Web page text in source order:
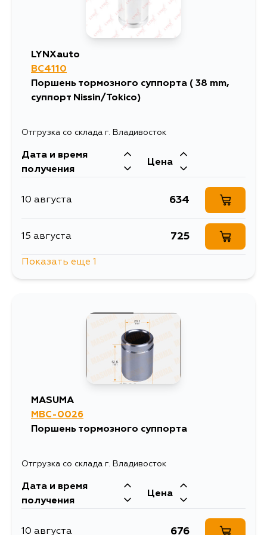
LYNXauto
BC4110
Поршень тормозного суппорта ( 38 mm,
суппорт Nissin/Tokico)
Отгрузка со склада г. Владивосток
Дата и время
получения
Цена
10 августа 634
15 августа 725
Показать еще 1
MASUMA
MBC-0026
Поршень тормозного суппорта
Отгрузка со склада г. Владивосток
Дата и время
получения
Цена
10 августа 676